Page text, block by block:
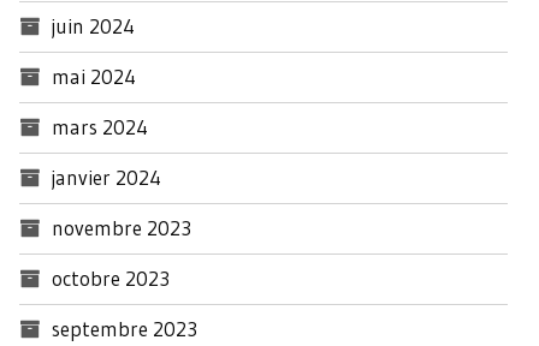
juin 2024
mai 2024
mars 2024
janvier 2024
novembre 2023
octobre 2023
septembre 2023